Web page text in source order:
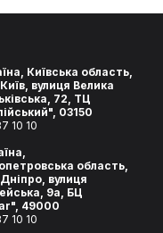
Київська область,
вулиця Велика
72, ТЦ
03150
10 10
область,
вулиця
9а, БЦ
49000
10 10